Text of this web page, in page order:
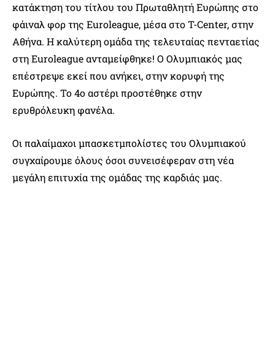
κατάκτηση του τίτλου του Πρωταθλητή Ευρώπης στο
φάιναλ φορ της Euroleague, μέσα στο T-Center, στην
Αθήνα. Η καλύτερη ομάδα της τελευταίας πενταετίας
στη Euroleague ανταμείφθηκε! Ο Ολυμπιακός μας
επέστρεψε εκεί που ανήκει, στην κορυφή της
Ευρώπης. Το 4ο αστέρι προστέθηκε στην
ερυθρόλευκη φανέλα.
Οι παλαίμαχοι μπασκετμπολίστες του Ολυμπιακού
συγχαίρουμε όλους όσοι συνεισέφεραν στη νέα
μεγάλη επιτυχία της ομάδας της καρδιάς μας.